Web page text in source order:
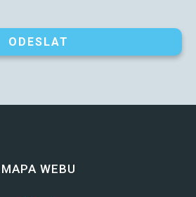
ODESLAT
MAPA WEBU